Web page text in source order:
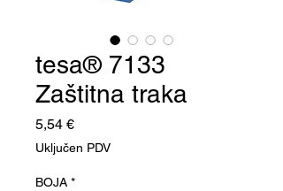
tesa® 7133
Zaštitna traka
5,54 €Cijena
Uključen PDV
BOJA *